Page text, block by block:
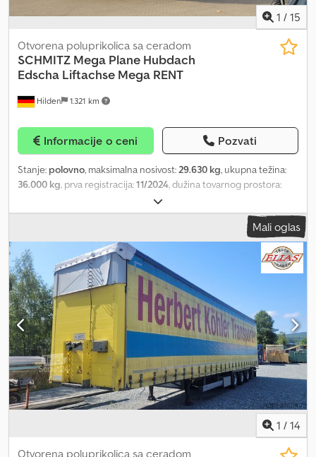
1 / 15
Hilden 1.321 km
Otvorena poluprikolica sa ceradom
SCHMITZ Mega Plane Hubdach
Edscha Liftachse Mega RENT
Informacije o ceni Pozvati
Stanje: polovno, maksimalna nosivost:29.630 kg, ukupna težina:
36.000 kg, prva registracija:11/2024, dužina tovarnog prostora:
, širina utovarnog prostora:
prostora:2.980 mm, zapremina tovarnog prostora:100 m³,
, kabina vozača:
ostalo, emisioni razred:nijedno, Oprema:ABS, Schmitz Mega
cerada - Mega cerada - Edscha - Unutrašnje dimenzije (D x Š x V):
13,64 x 2,48 x 3,00 m - ABS/EBS - Edscha - Podizni krov - Podizna
osovina - Schmitz osovine - Gume: 445/45R19.5 Veoma dobro
stanje! Nemačko vozilo! Izvozna cena! Schmitz Mega poluprikolica
sa ceradom - Standardna cerada - Dimenzije: 13,64 x 2,48 x 3,00 m -
ABS/EBS - Edscha - Podizni krov - Podizna osovina - Sanduk za
palete Dsdpfx Aovih Hfsmhskr - Schmitz osovina Odlično stanje!
Nemačka prikolica! Izvozna cena! - Govorimo engleski - Govorimo
francuski - Govorimo ruski - Govorimo poljski - Govorimo španski -
Govorimo portugalski - Govorimo italijanski Zadržavamo pravo na
greške i međuprodaju. Sve informacije su bez garancije.
Mali oglas
1 / 14
Otvorena poluprikolica sa ceradom